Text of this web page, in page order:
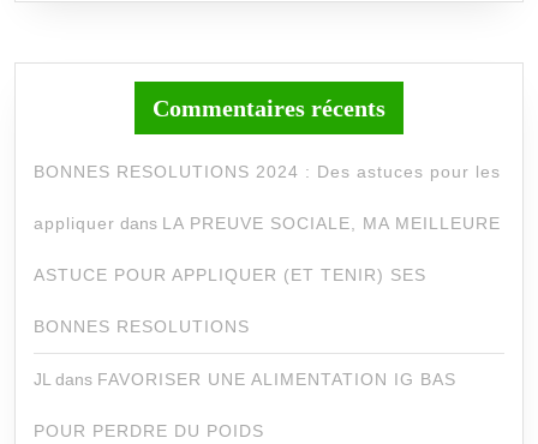
Commentaires récents
BONNES RESOLUTIONS 2024 : Des astuces pour les
appliquer dans LA PREUVE SOCIALE, MA MEILLEURE
ASTUCE POUR APPLIQUER (ET TENIR) SES
BONNES RESOLUTIONS
JL dans FAVORISER UNE ALIMENTATION IG BAS
POUR PERDRE DU POIDS